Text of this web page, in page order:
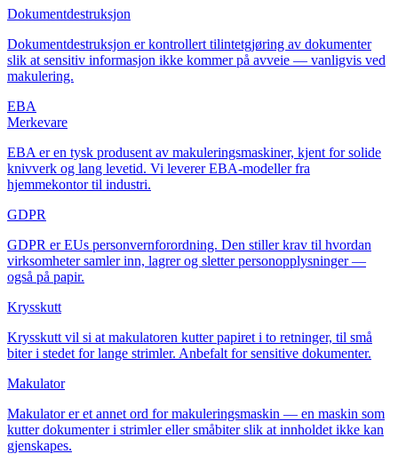
Dokumentdestruksjon
Dokumentdestruksjon er kontrollert tilintetgjøring av dokumenter
slik at sensitiv informasjon ikke kommer på avveie — vanligvis ved
makulering.
EBA
Merkevare
EBA er en tysk produsent av makuleringsmaskiner, kjent for solide
knivverk og lang levetid. Vi leverer EBA-modeller fra
hjemmekontor til industri.
GDPR
GDPR er EUs personvernforordning. Den stiller krav til hvordan
virksomheter samler inn, lagrer og sletter personopplysninger —
også på papir.
Krysskutt
Krysskutt vil si at makulatoren kutter papiret i to retninger, til små
biter i stedet for lange strimler. Anbefalt for sensitive dokumenter.
Makulator
Makulator er et annet ord for makuleringsmaskin — en maskin som
kutter dokumenter i strimler eller småbiter slik at innholdet ikke kan
gjenskapes.